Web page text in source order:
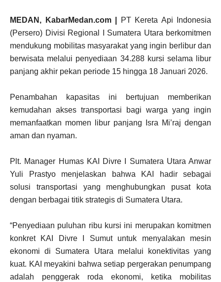
MEDAN, KabarMedan.com |
PT Kereta Api Indonesia
(Persero) Divisi Regional I Sumatera Utara berkomitmen
mendukung mobilitas masyarakat yang ingin berlibur dan
berwisata melalui penyediaan 34.288 kursi selama libur
panjang akhir pekan periode 15 hingga 18 Januari 2026.
Penambahan kapasitas ini bertujuan memberikan
kemudahan akses transportasi bagi warga yang ingin
memanfaatkan momen libur panjang Isra Mi’raj dengan
aman dan nyaman.
Plt. Manager Humas KAI Divre I Sumatera Utara Anwar
Yuli Prastyo menjelaskan bahwa KAI hadir sebagai
solusi transportasi yang menghubungkan pusat kota
dengan berbagai titik strategis di Sumatera Utara.
“Penyediaan puluhan ribu kursi ini merupakan komitmen
konkret KAI Divre I Sumut untuk menyalakan mesin
ekonomi di Sumatera Utara melalui konektivitas yang
kuat. KAI meyakini bahwa setiap pergerakan penumpang
adalah penggerak roda ekonomi, ketika mobilitas